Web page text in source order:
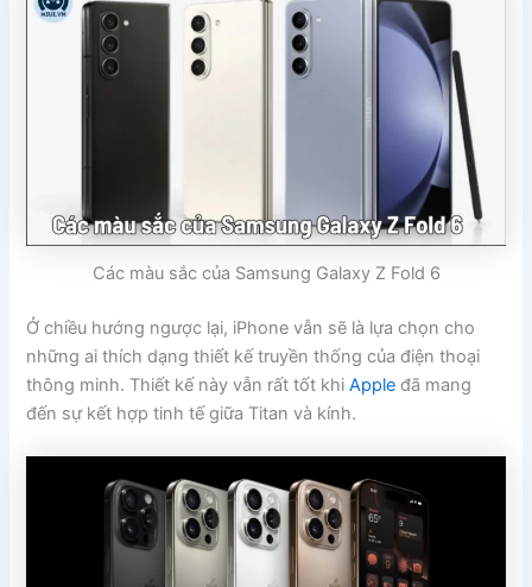
Các màu sắc của Samsung Galaxy Z Fold 6
Ở chiều hướng ngược lại, iPhone vẫn sẽ là lựa chọn cho
những ai thích dạng thiết kế truyền thống của điện thoại
thông minh. Thiết kế này vẫn rất tốt khiApple đã mang
đến sự kết hợp tinh tế giữa Titan và kính.